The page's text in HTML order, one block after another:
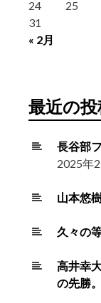
« 2月
24 25
31
最近の
長谷部
2025年
山本悠
久々の
高井幸
の先勝。